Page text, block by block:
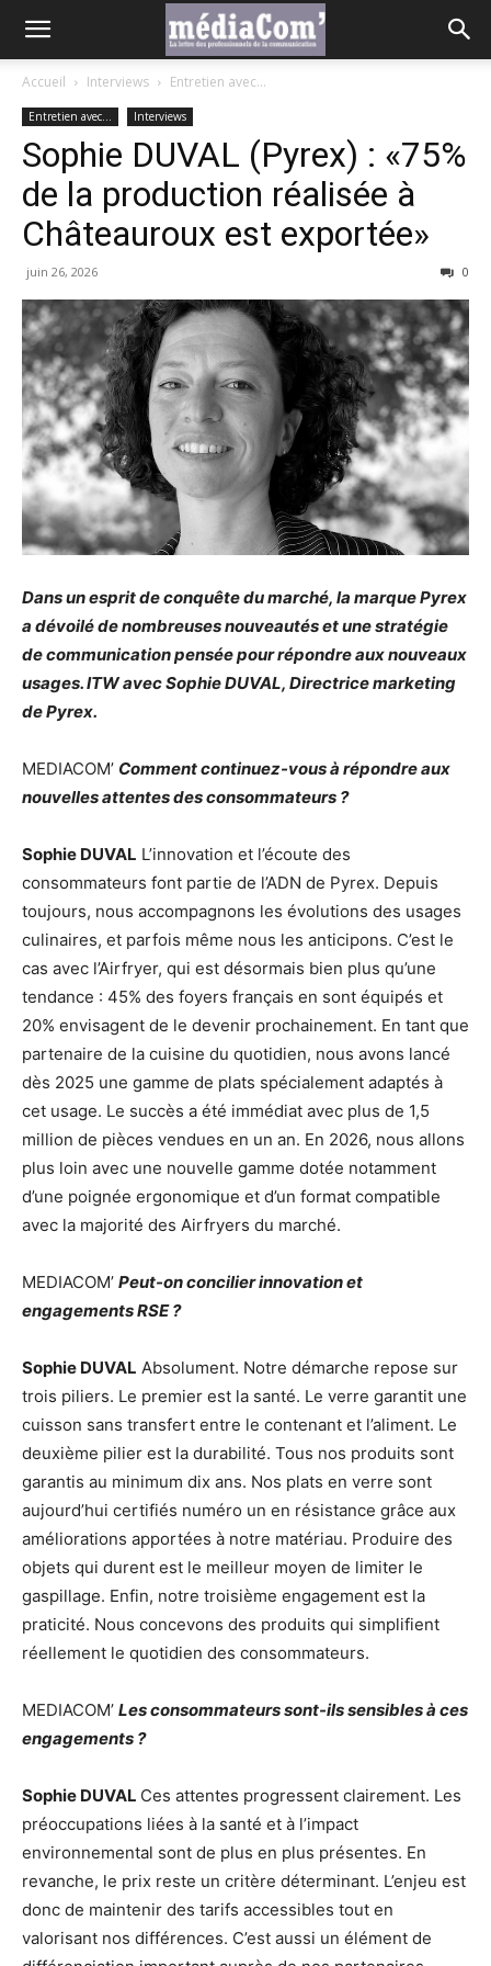
Accueil Interviews Entretien avec...
Entretien avec... Interviews
Sophie DUVAL (Pyrex) : «75%
de la production réalisée à
Châteauroux est exportée»
juin 26, 2026 0
Dans un esprit de conquête du marché, la marque Pyrex
a dévoilé de nombreuses nouveautés et une stratégie
de communication pensée pour répondre aux nouveaux
usages. ITW avec Sophie DUVAL, Directrice marketing
de Pyrex.
MEDIACOM’ Comment continuez-vous à répondre aux
nouvelles attentes des consommateurs ?
Sophie DUVAL L’innovation et l’écoute des
consommateurs font partie de l’ADN de Pyrex. Depuis
toujours, nous accompagnons les évolutions des usages
culinaires, et parfois même nous les anticipons. C’est le
cas avec l’Airfryer, qui est désormais bien plus qu’une
tendance : 45% des foyers français en sont équipés et
20% envisagent de le devenir prochainement. En tant que
partenaire de la cuisine du quotidien, nous avons lancé
dès 2025 une gamme de plats spécialement adaptés à
cet usage. Le succès a été immédiat avec plus de 1,5
million de pièces vendues en un an. En 2026, nous allons
plus loin avec une nouvelle gamme dotée notamment
d’une poignée ergonomique et d’un format compatible
avec la majorité des Airfryers du marché.
MEDIACOM’ Peut-on concilier innovation et
engagements RSE ?
Sophie DUVAL Absolument. Notre démarche repose sur
trois piliers. Le premier est la santé. Le verre garantit une
cuisson sans transfert entre le contenant et l’aliment. Le
deuxième pilier est la durabilité. Tous nos produits sont
garantis au minimum dix ans. Nos plats en verre sont
aujourd’hui certifiés numéro un en résistance grâce aux
améliorations apportées à notre matériau. Produire des
objets qui durent est le meilleur moyen de limiter le
gaspillage. Enfin, notre troisième engagement est la
praticité. Nous concevons des produits qui simplifient
réellement le quotidien des consommateurs.
MEDIACOM’ Les consommateurs sont-ils sensibles à ces
engagements ?
Sophie DUVAL Ces attentes progressent clairement. Les
préoccupations liées à la santé et à l’impact
environnemental sont de plus en plus présentes. En
revanche, le prix reste un critère déterminant. L’enjeu est
donc de maintenir des tarifs accessibles tout en
valorisant nos différences. C’est aussi un élément de